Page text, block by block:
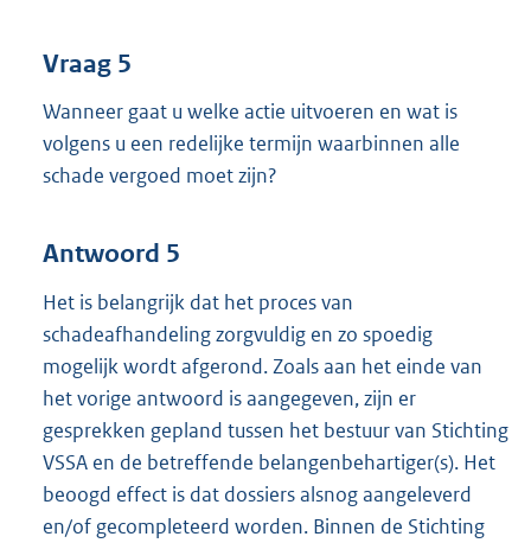
Vraag 5
Wanneer gaat u welke actie uitvoeren en wat is
volgens u een redelijke termijn waarbinnen alle
schade vergoed moet zijn?
Antwoord 5
Het is belangrijk dat het proces van
schadeafhandeling zorgvuldig en zo spoedig
mogelijk wordt afgerond. Zoals aan het einde van
het vorige antwoord is aangegeven, zijn er
gesprekken gepland tussen het bestuur van Stichting
VSSA en de betreffende belangenbehartiger(s). Het
beoogd effect is dat dossiers alsnog aangeleverd
en/of gecompleteerd worden. Binnen de Stichting